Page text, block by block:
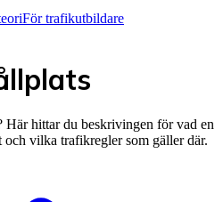
För trafikutbildare
Här hittar du beskrivingen för vad en
och vilka trafikregler som gäller där.